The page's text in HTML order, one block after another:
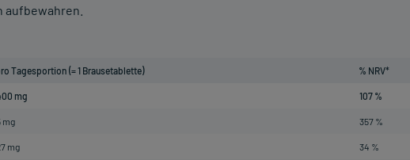
aufbewahren.
Tagesportion (= 1 Brausetablette) % NRV*
mg 107 %
mg 357 %
mg 34 %